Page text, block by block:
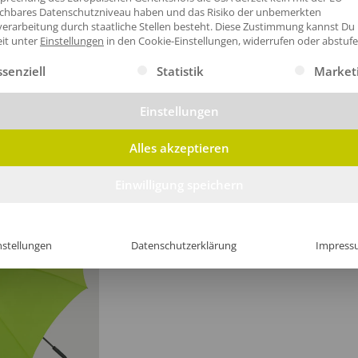
Fedo
mit Bio-Zertifizierung oder mit recycelte Materialien
Datenschutzniveau haben und das Risiko der unbemerkten
durch staatliche Stellen besteht. Diese Zustimmung kannst Du
unter Einstellungen in den Cookie-Einstellungen, widerrufen oder
eine Liste der Service-Gruppen, für die eine Einwilligung
Statistik
Einstellungen
Alles akzeptieren
Datenschutzerklärung